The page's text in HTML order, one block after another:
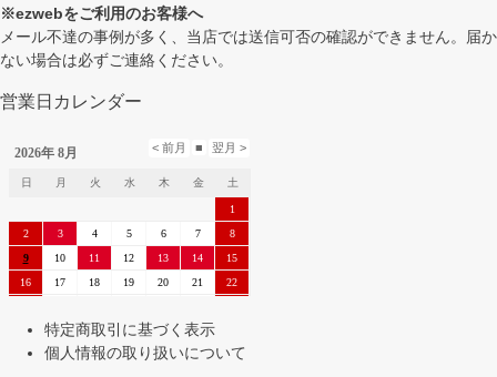
※ezwebをご利用のお客様へ
メール不達の事例が多く、当店では送信可否の確認ができません。届か
ない場合は必ずご連絡ください。
営業日カレンダー
特定商取引に基づく表示
個人情報の取り扱いについて